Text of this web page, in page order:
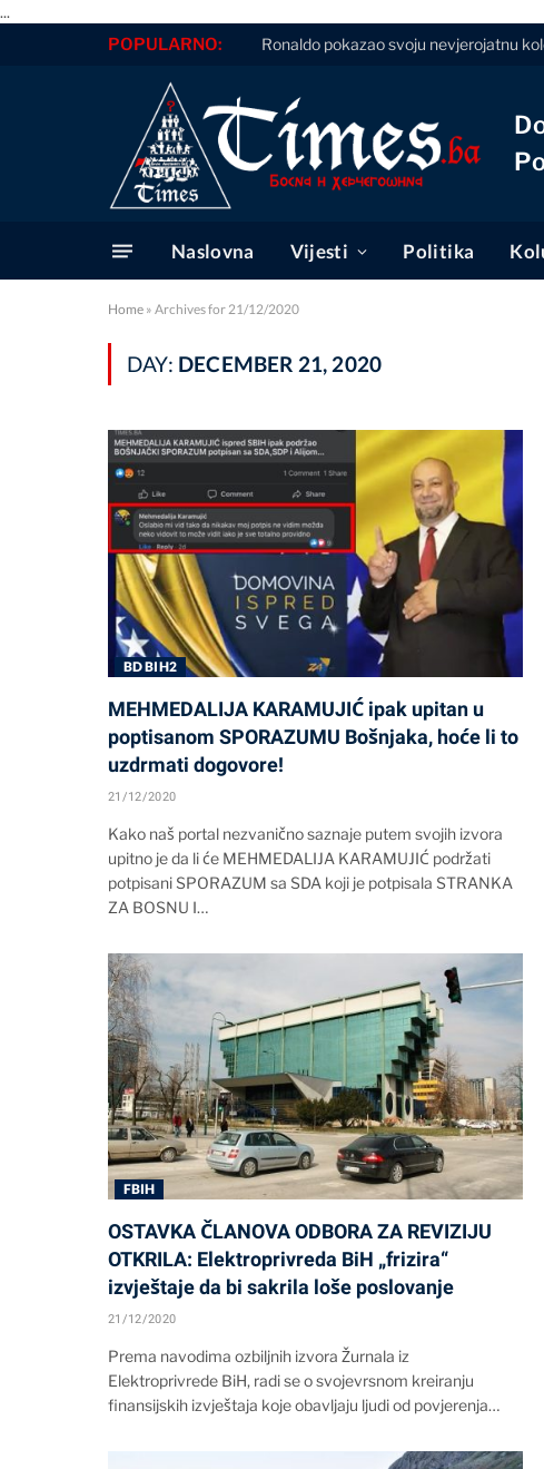
...
POPULARNO: Ronaldo pokazao svoju nevjerojatnu
Naslovna Vijesti Politika
Home » Archives for 21/12/2020
DAY: DECEMBER 21, 2020
BD BIH2
MEHMEDALIJA KARAMUJIĆ ipak upitan u
poptisanom SPORAZUMU Bošnjaka, hoće li to
uzdrmati dogovore!
21/12/2020
Kako naš portal nezvanično saznaje putem svojih izvora
upitno je da li će MEHMEDALIJA KARAMUJIĆ podržati
potpisani SPORAZUM sa SDA koji je potpisala STRANKA
ZA BOSNU I…
FBIH
OSTAVKA ČLANOVA ODBORA ZA REVIZIJU
OTKRILA: Elektroprivreda BiH „frizira“
izvještaje da bi sakrila loše poslovanje
21/12/2020
Prema navodima ozbiljnih izvora Žurnala iz
Elektroprivrede BiH, radi se o svojevrsnom kreiranju
finansijskih izvještaja koje obavljaju ljudi od povjerenja…